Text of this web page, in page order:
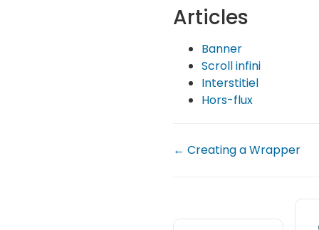
Articles
Banner
Scroll infini
Interstitiel
Hors-flux
← Creating a Wrapper